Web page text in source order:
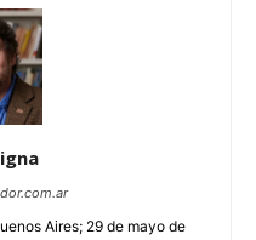
Aires; 29 de mayo de